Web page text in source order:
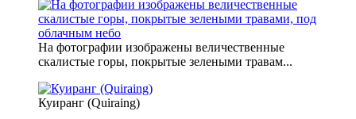
На фотографии изображены величественные
скалистые горы, покрытые зелеными травам...
Куиранг (Quiraing)